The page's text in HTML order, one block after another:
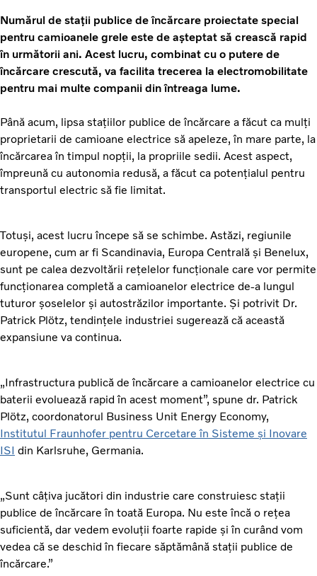
Numărul de stații publice de încărcare proiectate special
pentru camioanele grele este de așteptat să crească rapid
în următorii ani. Acest lucru, combinat cu o putere de
încărcare crescută, va facilita trecerea la electromobilitate
pentru mai multe companii din întreaga lume.
Până acum, lipsa stațiilor publice de încărcare a făcut ca mulți
proprietarii de camioane electrice să apeleze, în mare parte, la
încărcarea în timpul nopții, la propriile sedii. Acest aspect,
împreună cu autonomia redusă, a făcut ca potențialul pentru
transportul electric să fie limitat.
Totuși, acest lucru începe să se schimbe. Astăzi, regiunile
europene, cum ar fi Scandinavia, Europa Centrală și Benelux,
sunt pe calea dezvoltării rețelelor funcționale care vor permite
funcționarea completă a camioanelor electrice de-a lungul
tuturor șoselelor și autostrăzilor importante. Și potrivit Dr.
Patrick Plötz, tendințele industriei sugerează că această
expansiune va continua.
„Infrastructura publică de încărcare a camioanelor electrice cu
baterii evoluează rapid în acest moment”, spune dr. Patrick
Plötz, coordonatorul Business Unit Energy Economy,
Institutul Fraunhofer pentru Cercetare în Sisteme și Inovare
ISI din Karlsruhe, Germania.
„Sunt câțiva jucători din industrie care construiesc stații
publice de încărcare în toată Europa. Nu este încă o rețea
suficientă, dar vedem evoluții foarte rapide și în curând vom
vedea că se deschid în fiecare săptămână stații publice de
încărcare.”